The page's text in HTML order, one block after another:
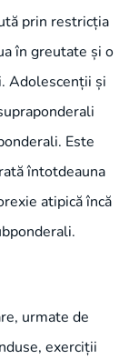
prin restricția
în greutate și o
Adolescenții și
Este
întotdeauna
atipică încă
urmate de
exerciții